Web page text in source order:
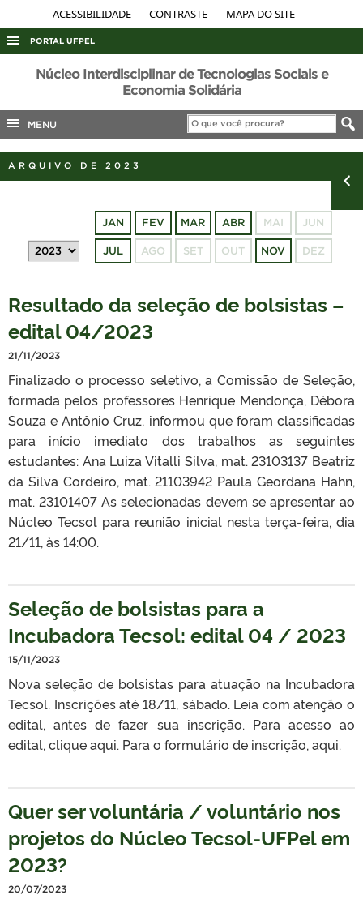
ACESSIBILIDADE CONTRASTE MAPA DO SITE
PORTAL UFPEL
ACESSO À INFORMAÇÃO
COBALTO
CONCURSOS
PORTARIAS
Núcleo Interdisciplinar de Tecnologias Sociais e
Economia Solidária
MENU
ARQUIVO DE 2023
JAN FEV MAR ABR MAI JUN
JUL AGO SET OUT NOV DEZ
Resultado da seleção de bolsistas –
edital 04/2023
21/11/2023
Finalizado o processo seletivo, a Comissão de Seleção,
formada pelos professores Henrique Mendonça, Débora
Souza e Antônio Cruz, informou que foram classificadas
para início imediato dos trabalhos as seguintes
estudantes: Ana Luiza Vitalli Silva, mat. 23103137 Beatriz
da Silva Cordeiro, mat. 21103942 Paula Geordana Hahn,
mat. 23101407 As selecionadas devem se apresentar ao
Núcleo Tecsol para reunião inicial nesta terça-feira, dia
21/11, às 14:00.
Seleção de bolsistas para a
Incubadora Tecsol: edital 04 / 2023
15/11/2023
Nova seleção de bolsistas para atuação na Incubadora
Tecsol. Inscrições até 18/11, sábado. Leia com atenção o
edital, antes de fazer sua inscrição. Para acesso ao
edital, clique aqui. Para o formulário de inscrição, aqui.
Quer ser voluntária / voluntário nos
projetos do Núcleo Tecsol-UFPel em
2023?
20/07/2023